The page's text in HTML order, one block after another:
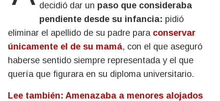
decidió dar un paso que consideraba
pendiente desde su infancia: pidió
eliminar el apellido de su padre para conservar
únicamente el de su mamá, con el que aseguró
haberse sentido siempre representada y el que
quería que figurara en su diploma universitario.
Lee también: Amenazaba a menores alojados